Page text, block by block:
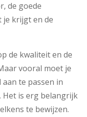
de goede
je krijgt en de
de kwaliteit en de
vooral moet je
te passen in
Het is erg belangrijk
te bewijzen.